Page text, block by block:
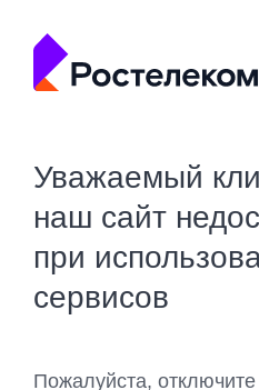
Уважаемый
наш сайт
при
сервисов
Пожалуйста,